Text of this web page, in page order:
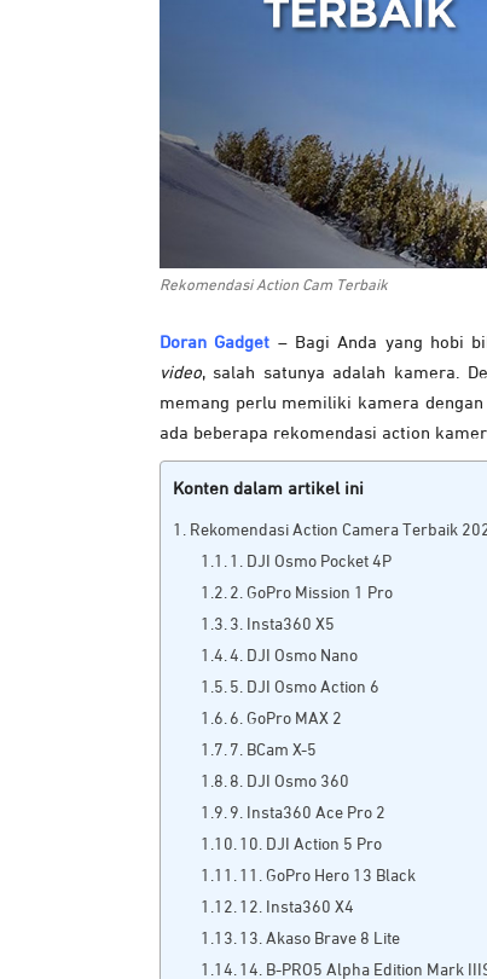
Rekomendasi Action Cam Terbaik
Doran Gadget – Bagi Anda yang hobi
video, salah satunya adalah kamera.
memang perlu memiliki kamera
ada beberapa rekomendasi action
Konten dalam artikel ini
Rekomendasi Action Camera Terbaik
1. DJI Osmo Pocket 4P
2. GoPro Mission 1 Pro
3. Insta360 X5
4. DJI Osmo Nano
5. DJI Osmo Action 6
6. GoPro MAX 2
7. BCam X-5
8. DJI Osmo 360
9. Insta360 Ace Pro 2
10. DJI Action 5 Pro
11. GoPro Hero 13 Black
12. Insta360 X4
13. Akaso Brave 8 Lite
14. B-PRO5 Alpha Edition Mark